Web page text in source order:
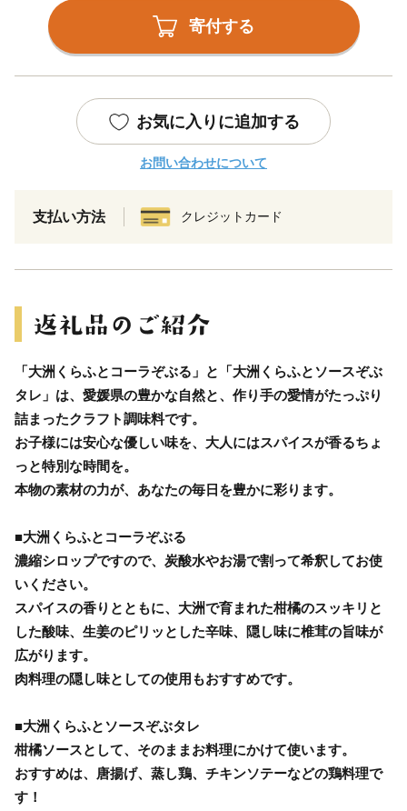
寄付する
お気に入りに追加する
お問い合わせについて
支払い方法 クレジットカード
「大洲くらふとコーラぞぶる」と「大洲くらふとソースぞぶ
タレ」は、愛媛県の豊かな自然と、作り手の愛情がたっぷり
詰まったクラフト調味料です。
お子様には安心な優しい味を、大人にはスパイスが香るちょ
っと特別な時間を。
本物の素材の力が、あなたの毎日を豊かに彩ります。
■大洲くらふとコーラぞぶる
濃縮シロップですので、炭酸水やお湯で割って希釈してお使
いください。
スパイスの香りとともに、大洲で育まれた柑橘のスッキリと
した酸味、生姜のピリッとした辛味、隠し味に椎茸の旨味が
広がります。
肉料理の隠し味としての使用もおすすめです。
■大洲くらふとソースぞぶタレ
柑橘ソースとして、そのままお料理にかけて使います。
おすすめは、唐揚げ、蒸し鶏、チキンソテーなどの鶏料理で
す！